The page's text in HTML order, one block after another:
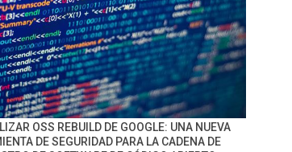
OSS REBUILD DE GOOGLE: UNA NUEVA
DE SEGURIDAD PARA LA CADENA DE